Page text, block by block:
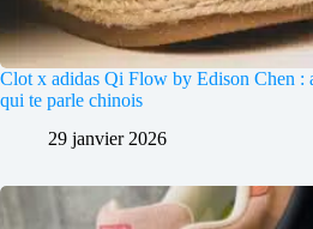
Clot x adidas Qi Flow by Edison Chen :
qui te parle chinois
29 janvier 2026